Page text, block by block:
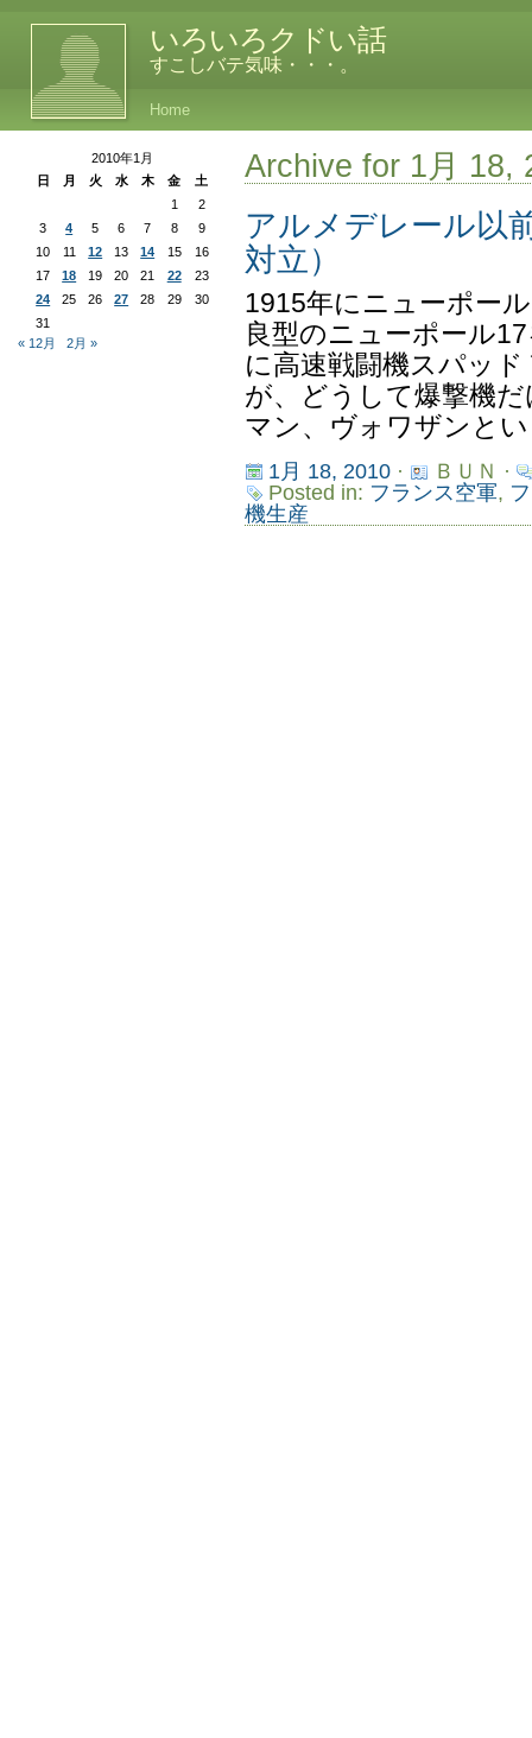
いろいろクドい話
すこしバテ気味・・・。
Home
Archive for 1月 18,
アルメデレール
対立）
1915年にニューポー
良型のニューポール
に高速戦闘機スパッ
が、どうして爆撃機
マン、ヴォワザンと
1月 18, 2010·
ＢＵＮ ·
Posted in: フランス空軍,
機生産
2010年1月
日
月 火 水 木 金
土
1
2
3
4 5 6 7 8
9
10
11 12 13 14 15
16
17
18 19 20 21 22
23
24
25 26 27 28 29
30
31
« 12月
2月 »